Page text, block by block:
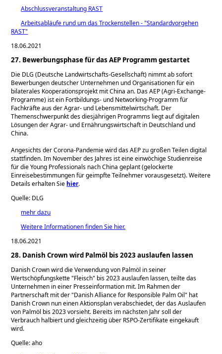
Abschlussveranstaltung RAST
Arbeitsabläufe rund um das Trockenstellen - "Standardvorgehen
RAST"
18.06.2021
27. Bewerbungsphase für das AEP Programm gestartet
Die DLG (Deutsche Landwirtschafts-Gesellschaft) nimmt ab sofort
Bewerbungen deutscher Unternehmen und Organisationen für ein
bilaterales Kooperationsprojekt mit China an. Das AEP (Agri-Exchange-
Programme) ist ein Fortbildungs- und Networking-Programm für
Fachkräfte aus der Agrar- und Lebensmittelwirtschaft. Der
Themenschwerpunkt des diesjährigen Programms liegt auf digitalen
Lösungen der Agrar- und Ernährungswirtschaft in Deutschland und
China.
Angesichts der Corona-Pandemie wird das AEP zu großen Teilen digital
stattfinden. Im November des Jahres ist eine einwöchige Studienreise
für die Young Professionals nach China geplant (gelockerte
Einreisebestimmungen für geimpfte Teilnehmer vorausgesetzt). Weitere
Details erhalten Sie hier.
Quelle: DLG
mehr dazu
Weitere Informationen finden Sie hier.
18.06.2021
28. Danish Crown wird Palmöl bis 2023 auslaufen lassen
Danish Crown wird die Verwendung von Palmöl in seiner
Wertschöpfungskette Fleisch bis 2023 auslaufen lassen, teilte das
Unternehmen in einer Presseinformation mit. Im Rahmen der
Partnerschaft mit der Danish Alliance for Responsible Palm Oil hat
Danish Crown nun einen Aktionsplan verabschiedet, der das Auslaufen
von Palmöl bis 2023 vorsieht. Bereits im nächsten Jahr soll der
Verbrauch halbiert und gleichzeitig über RSPO-Zertifikate eingekauft
wird.
Quelle: aho